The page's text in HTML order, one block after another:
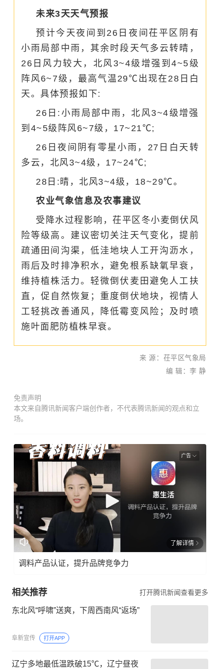
未来3天天气预报
预计今天夜间到26日夜间茌平区阴有
小雨局部中雨，其余时段天气多云转晴，
26日风力较大，北风3~4级增强到4~5级
阵风6~7级，最高气温29℃出现在28日白
天。具体预报如下:
26日:小雨局部中雨，北风3~4级增强
到4~5级阵风6~7级，17~21℃;
26日夜间阴有零星小雨，27日白天转
多云，北风3~4级，17~ 24℃;
28日:晴，北风3~4级，18~29℃。
农业气象信息及农事建议
受降水过程影响，茌平区 冬小麦倒伏风
险等级高。建议密切关注天气变化，提前
疏通田间沟渠，低洼地块人工开沟沥水，
雨后及时排净积水，避免根系缺氧早衰，
维持植株活力。轻微倒伏麦田避免人工扶
直，促自然恢复；重度倒伏地块，视情人
工轻挑改善通风，降低霉变风险；及时喷
施叶面肥 防植株早衰。
来 源：茌平区气象局
编 辑：李 静
免责声明
本文来自腾讯新闻客户端创作者，不代表腾讯新闻的观点和立
场。
广告
了解详情
调料产品认证，提升品牌竞争力
相关推荐 打开腾讯新闻查看更多
东北风“呼啸”送爽，下周西南风“返场”
阜新宣传 打开APP
辽宁多地最低温跌破15℃，辽宁昼夜